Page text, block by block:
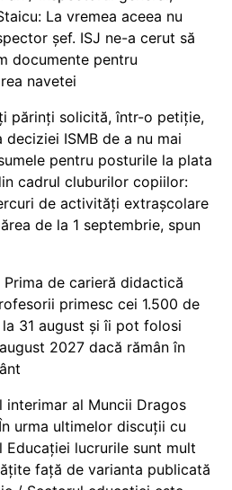
La vremea aceea nu
șef. ISJ ne-a cerut să
documente pentru
navetei
părinți solicită, într-o petiție,
deciziei ISMB de a nu mai
pentru posturile la plata
cadrul cluburilor copiilor:
de activități extrașcolare
de la 1 septembrie, spun
Prima de carieră didactică
primesc cei 1.500 de
la 31 august și îi pot folosi
2027 dacă rămân în
interimar al Muncii Dragos
urma ultimelor discuții cu
Educației lucrurile sunt mult
față de varianta publicată